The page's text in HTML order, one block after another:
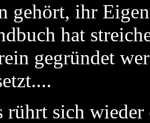
gehört, ihr
hat
gegründet
rührt sich